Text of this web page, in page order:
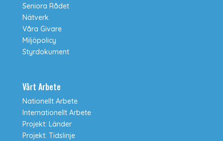
Seniora Rådet
Nätverk
Våra Givare
Miljöpolicy
Styrdokument
Vårt Arbete
Nationellt Arbete
Internationellt Arbete
Projekt: Länder
Projekt: Tidslinje